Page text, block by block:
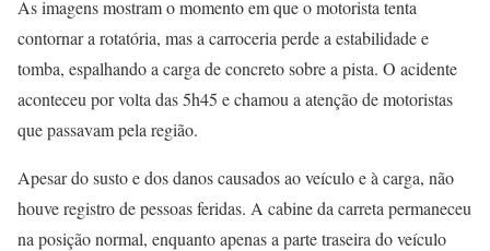
As imagens mostram o momento em que o motorista tenta
contornar a rotatória, mas a carroceria perde a estabilidade e
tomba, espalhando a carga de concreto sobre a pista. O acidente
aconteceu por volta das 5h45 e chamou a atenção de motoristas
que passavam pela região.
Apesar do susto e dos danos causados ao veículo e à carga, não
houve registro de pessoas feridas. A cabine da carreta permaneceu
na posição normal, enquanto apenas a parte traseira do veículo